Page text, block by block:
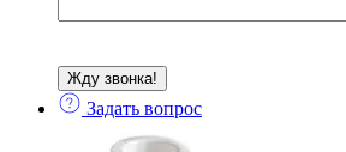
Задать вопрос